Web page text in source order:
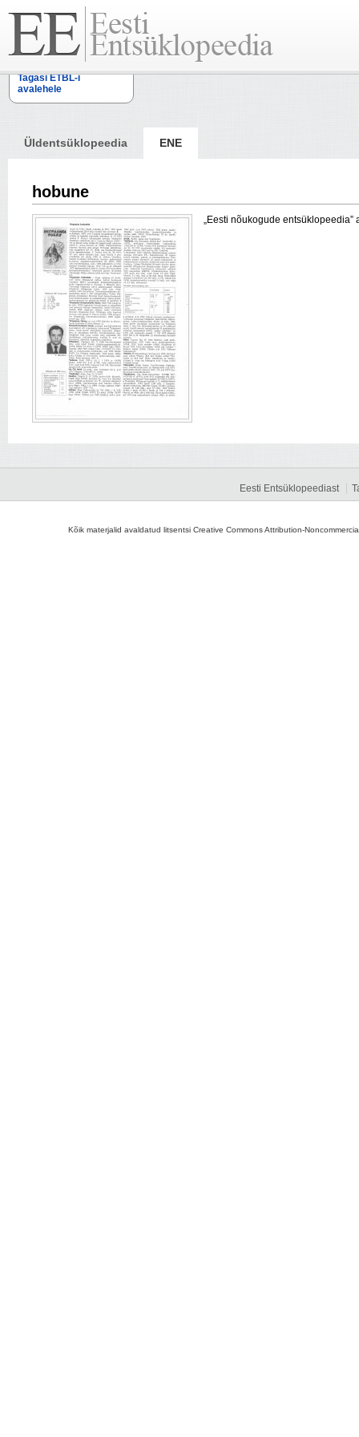
Tagasi ETBL-i
avalehele
Üldentsüklopeedia ENE
hobune
„Eesti nõukogude
Eesti Entsüklopeediast
Kõik materjalid avaldatud litsentsi Creative Commons Attribution-